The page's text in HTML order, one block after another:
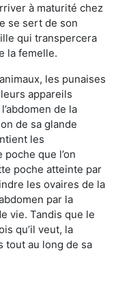
à maturité chez
se sert de son
qui transpercera
la femelle.
les punaises
appareils
de la
de sa glande
les
que l’on
poche atteinte par
les ovaires de la
par la
vie. Tandis que le
qu’il veut, la
tout au long de sa